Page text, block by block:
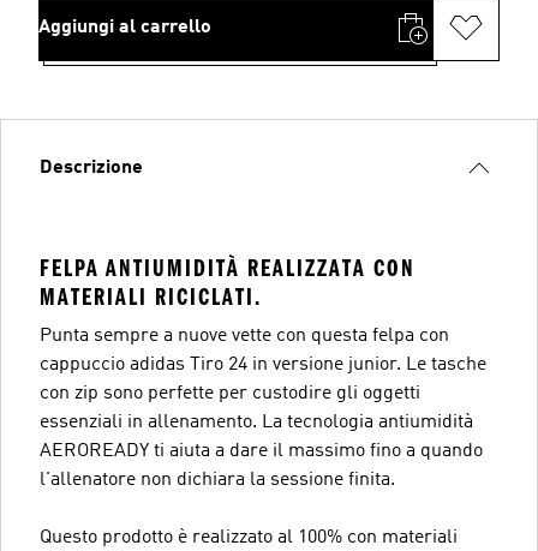
Aggiungi al carrello
Descrizione
FELPA ANTIUMIDITÀ REALIZZATA CON
MATERIALI RICICLATI.
Punta sempre a nuove vette con questa felpa con
cappuccio adidas Tiro 24 in versione junior. Le tasche
con zip sono perfette per custodire gli oggetti
essenziali in allenamento. La tecnologia antiumidità
AEROREADY ti aiuta a dare il massimo fino a quando
l'allenatore non dichiara la sessione finita.
Questo prodotto è realizzato al 100% con materiali